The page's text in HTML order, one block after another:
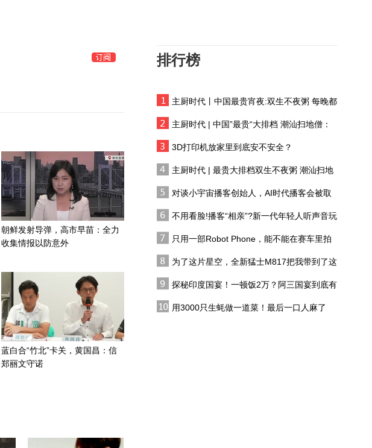
南海资源引各方角逐，专
大董丨酥不腻，从肥到
年
美协议有何关系？
日本“国家情报局”为何会
引爆媒体极化，成为政治
多位美联储官员发声 “放
核污染水排海，日本政府
朝鲜发射导弹，高市早苗：全力
收集情报以防意外
蓝白合“竹北”卡关，黄国昌：信
郑丽文守诺
排行榜
主厨时代丨中国最贵宵夜:双生不夜粥 每晚都
主厨时代 | 中国”最贵“大排档 潮汕扫地僧：
3D打印机放家里到底安不安全？
主厨时代 | 最贵大排档双生不夜粥 潮汕扫地
对谈小宇宙播客创始人，AI时代播客会被取
不用看脸!播客“相亲”?新一代年轻人听声音玩
只用一部Robot Phone，能不能在赛车里拍
为了这片星空，全新猛士M817把我带到了这
探秘印度国宴！一顿饭2万？阿三国宴到底有
用3000只生蚝做一道菜！最后一口人麻了